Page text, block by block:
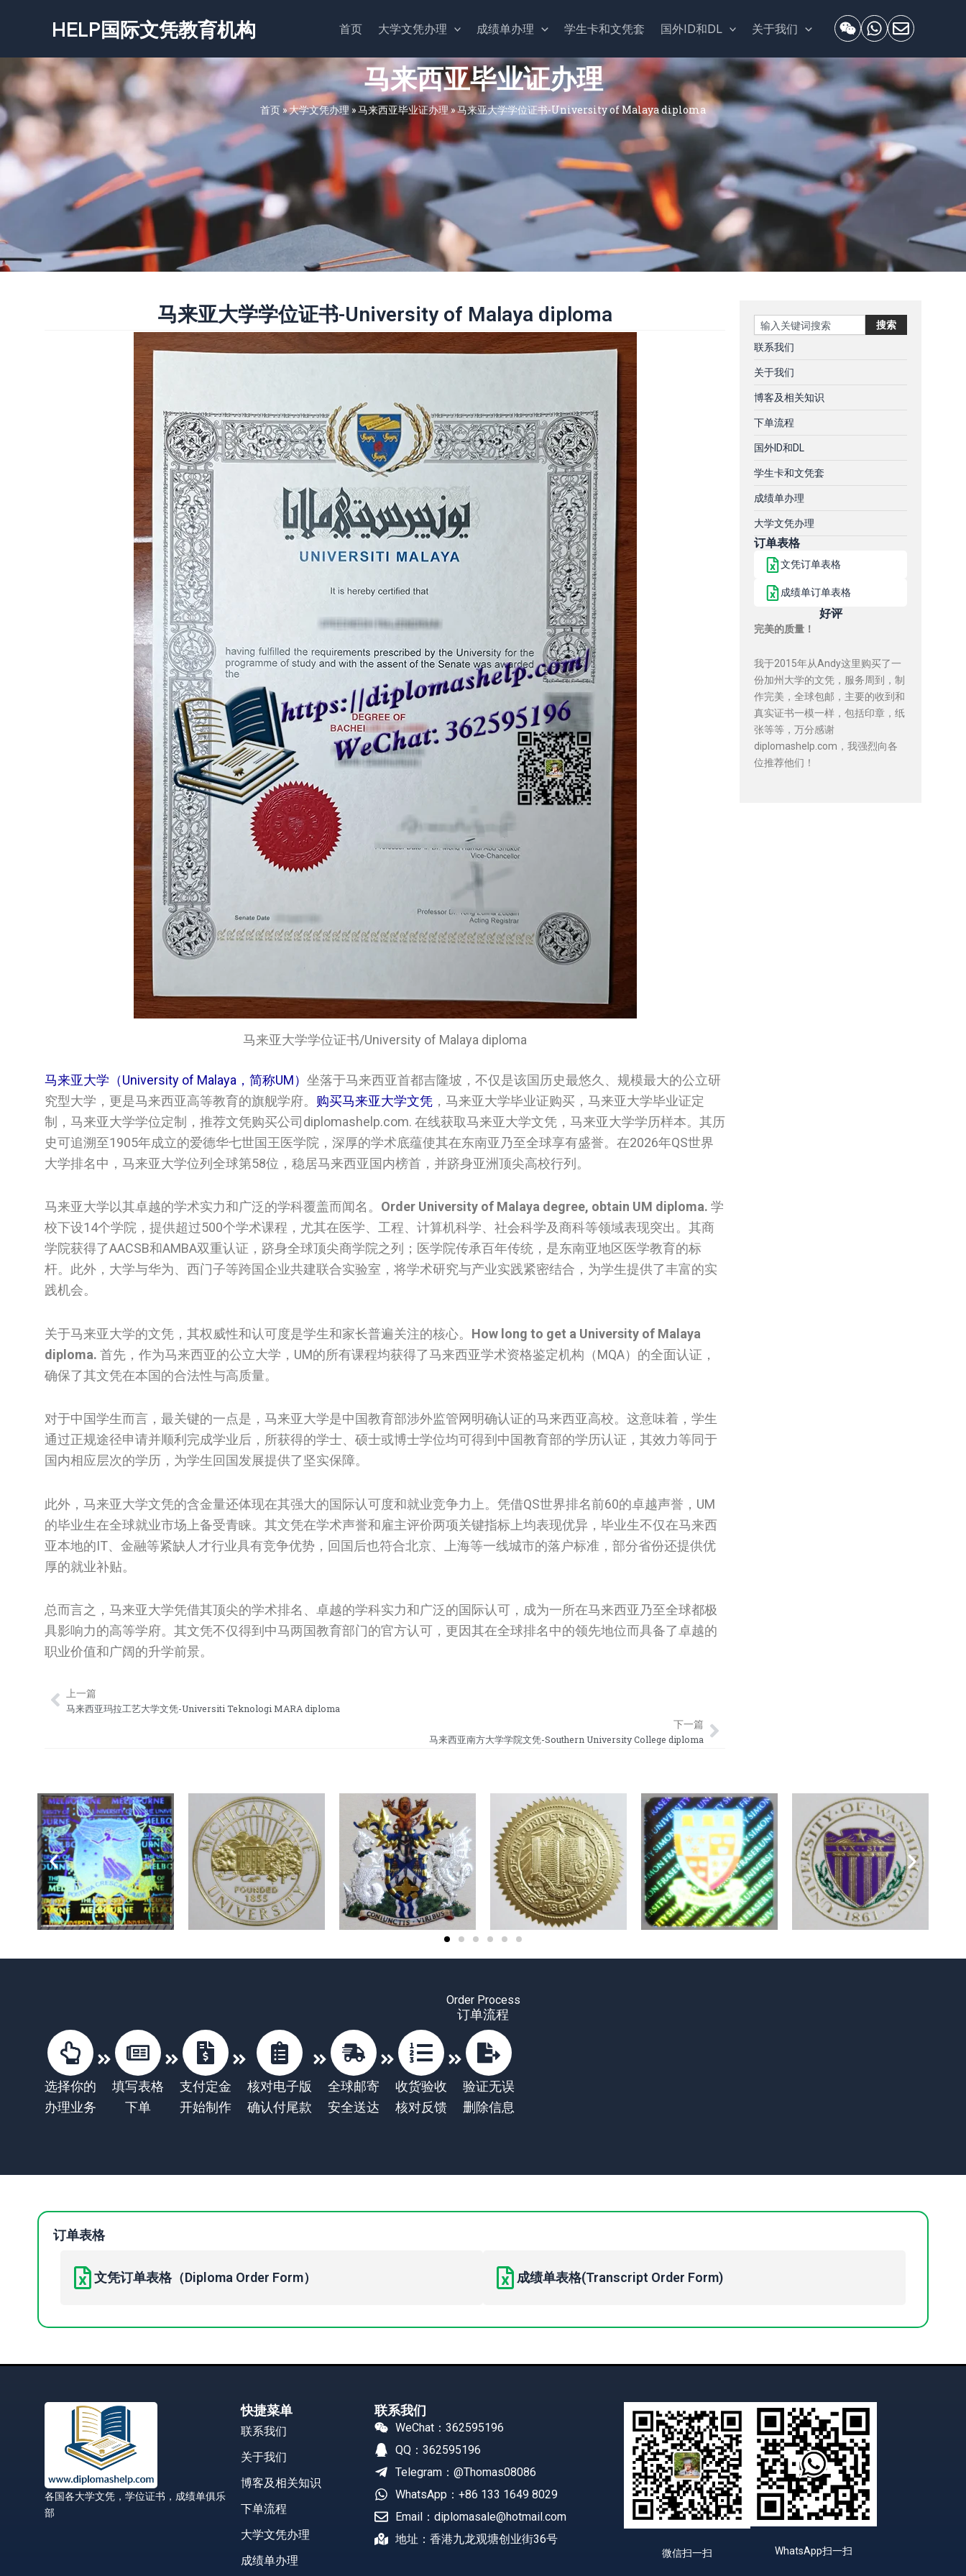
容
HELP国际文凭教育机构 首页 大学文凭办理 成绩单办理 学生卡和文凭套 国外ID和DL 关于我们
马来西亚毕业证办理
首页 »大学文凭办理 »马来西亚毕业证办理»马来亚大学学位证书-University of Malaya diploma
马来亚大学学位证书-University of Malaya diploma
马来亚大学学位证书/University of Malaya diploma
马来亚大学（University of Malaya，简称UM） 坐落于马来西亚首都吉隆坡，不仅是该国历史最悠久、规模最大的公立研
究型大学，更是马来西亚高等教育的旗舰学府。 购买马来亚大学文凭 ，马来亚大学毕业证购买，马来亚大学毕业证定
制，马来亚大学学位定制，推荐文凭购买公司diplomashelp.com. 在线获取马来亚大学文凭，马来亚大学学历样本。其历
史可追溯至1905年成立的爱德华七世国王医学院，深厚的学术底蕴使其在东南亚乃至全球享有盛誉。在2026年QS世界
大学排名中，马来亚大学位列全球第58位，稳居马来西亚国内榜首，并跻身亚洲顶尖高校行列。
马来亚大学以其卓越的学术实力和广泛的学科覆盖而闻名。 Order University of Malaya degree, obtain UM diploma. 学
校下设14个学院，提供超过500个学术课程，尤其在医学、工程、计算机科学、社会科学及商科等领域表现突出。其商
学院获得了AACSB和AMBA双重认证，跻身全球顶尖商学院之列；医学院传承百年传统，是东南亚地区医学教育的标
杆。此外，大学与华为、西门子等跨国企业共建联合实验室，将学术研究与产业实践紧密结合，为学生提供了丰富的实
践机会。
关于马来亚大学的文凭，其权威性和认可度是学生和家长普遍关注的核心。 How long to get a University of Malaya
diploma. 首先，作为马来西亚的公立大学，UM的所有课程均获得了马来西亚学术资格鉴定机构（MQA）的全面认证，
确保了其文凭在本国的合法性与高质量。
对于中国学生而言，最关键的一点是，马来亚大学是中国教育部涉外监管网明确认证的马来西亚高校。这意味着，学生
通过正规途径申请并顺利完成学业后，所获得的学士、硕士或博士学位均可得到中国教育部的学历认证，其效力等同于
国内相应层次的学历，为学生回国发展提供了坚实保障。
此外，马来亚大学文凭的含金量还体现在其强大的国际认可度和就业竞争力上。凭借QS世界排名前60的卓越声誉，UM
的毕业生在全球就业市场上备受青睐。其文凭在学术声誉和雇主评价两项关键指标上均表现优异，毕业生不仅在马来西
亚本地的IT、金融等紧缺人才行业具有竞争优势，回国后也符合北京、上海等一线城市的落户标准，部分省份还提供优
厚的就业补贴。
总而言之，马来亚大学凭借其顶尖的学术排名、卓越的学科实力和广泛的国际认可，成为一所在马来西亚乃至全球都极
具影响力的高等学府。其文凭不仅得到中马两国教育部门的官方认可，更因其在全球排名中的领先地位而具备了卓越的
职业价值和广阔的升学前景。
Prev
上一篇
马来西亚玛拉工艺大学文凭-Universiti Teknologi MARA diploma
下一篇
马来西亚南方大学学院文凭-Southern University College diploma
Search 搜索
联系我们
关于我们
博客及相关知识
下单流程
国外ID和DL
学生卡和文凭套
成绩单办理
大学文凭办理
订单表格
文凭订单表格
成绩单订单表格
好评
完美的质量！
我于2015年从Andy这里购买了一
份加州大学的文凭，服务周到，制
作完美，全球包邮，主要的收到和
真实证书一模一样，包括印章，纸
张等等，万分感谢
diplomashelp.com，我强烈向各
位推荐他们！
Order Process
订单流程
选择你的
办理业务
填写表格
下单
支付定金
开始制作
核对电子版
确认付尾款
全球邮寄
安全送达
收货验收
核对反馈
验证无误
删除信息
订单表格
文凭订单表格（Diploma Order Form） 成绩单表格(Transcript Order Form)
各国各大学文凭，学位证书，成绩单俱乐
部
快捷菜单
联系我们
关于我们
博客及相关知识
下单流程
大学文凭办理
成绩单办理
联系我们
WeChat：362595196
QQ：362595196
Telegram：@Thomas08086
WhatsApp：+86 133 1649 8029
Email：diplomasale@hotmail.com
地址：香港九龙观塘创业街36号
微信扫一扫 WhatsApp扫一扫